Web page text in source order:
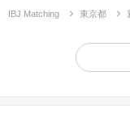
IBJ Matching 東京都